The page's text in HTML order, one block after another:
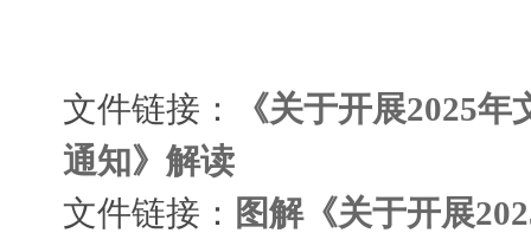
文件链接：
《关于开展2025
通知》解读
文件链接： 图解《关于开展